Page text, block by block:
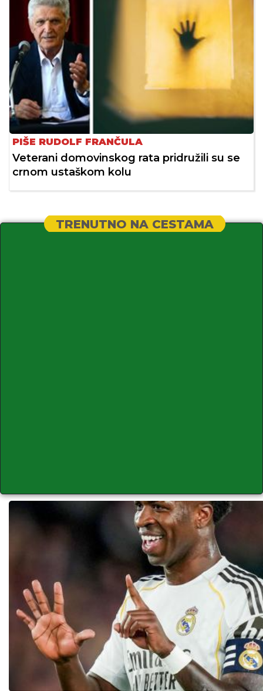
PIŠE RUDOLF FRANČULA
Veterani domovinskog rata pridružili su se
crnom ustaškom kolu
TRENUTNO NA CESTAMA